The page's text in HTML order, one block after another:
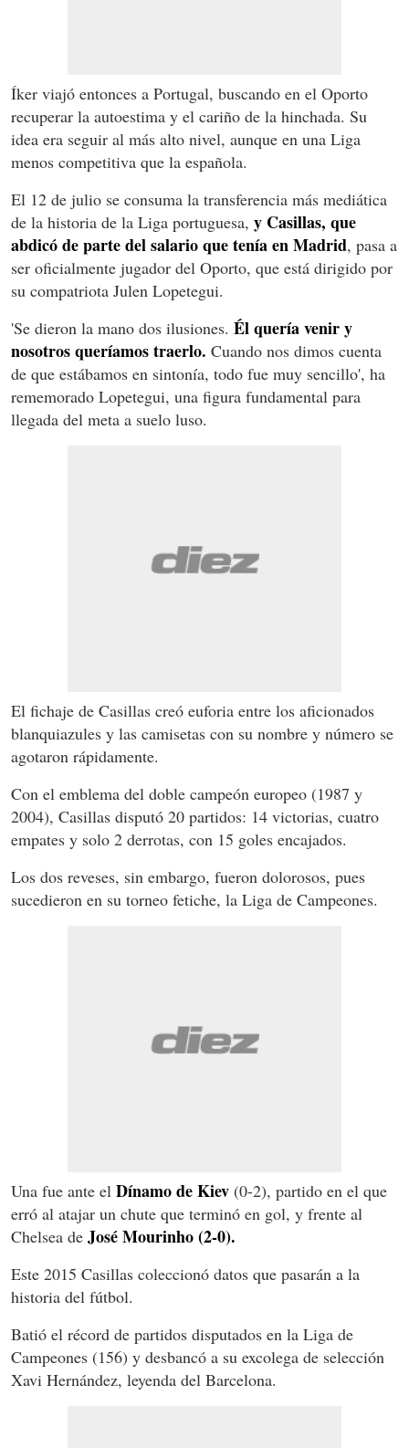
Íker viajó entonces a Portugal, buscando en el Oporto
recuperar la autoestima y el cariño de la hinchada. Su
idea era seguir al más alto nivel, aunque en una Liga
menos competitiva que la española.
El 12 de julio se consuma la transferencia más mediática
de la historia de la Liga portuguesa, y Casillas, que
abdicó de parte del salario que tenía en Madrid, pasa a
ser oficialmente jugador del Oporto, que está dirigido por
su compatriota Julen Lopetegui.
'Se dieron la mano dos ilusiones. Él quería venir y
nosotros queríamos traerlo. Cuando nos dimos cuenta
de que estábamos en sintonía, todo fue muy sencillo', ha
rememorado Lopetegui, una figura fundamental para
llegada del meta a suelo luso.
El fichaje de Casillas creó euforia entre los aficionados
blanquiazules y las camisetas con su nombre y número se
agotaron rápidamente.
Con el emblema del doble campeón europeo (1987 y
2004), Casillas disputó 20 partidos: 14 victorias, cuatro
empates y solo 2 derrotas, con 15 goles encajados.
Los dos reveses, sin embargo, fueron dolorosos, pues
sucedieron en su torneo fetiche, la Liga de Campeones.
Una fue ante el Dínamo de Kiev (0-2), partido en el que
erró al atajar un chute que terminó en gol, y frente al
Chelsea de José Mourinho (2-0).
Este 2015 Casillas coleccionó datos que pasarán a la
historia del fútbol.
Batió el récord de partidos disputados en la Liga de
Campeones (156) y desbancó a su excolega de selección
Xavi Hernández, leyenda del Barcelona.